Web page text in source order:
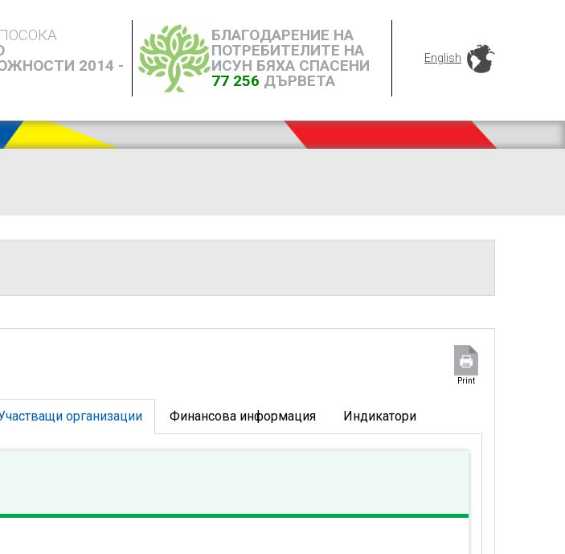
2014 -
БЛАГОДАРЕНИЕ НА
ПОТРЕБИТЕЛИТЕ НА
ИСУН БЯХА СПАСЕНИ
77 256 ДЪРВЕТА
English
Print
организации Финансова информация Индикатори